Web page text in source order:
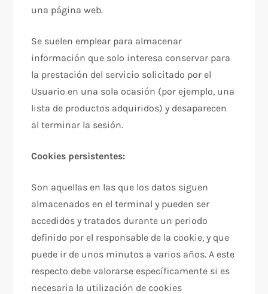
una página web.
Se suelen emplear para almacenar
información que solo interesa conservar para
la prestación del servicio solicitado por el
Usuario en una sola ocasión (por ejemplo, una
lista de productos adquiridos) y desaparecen
al terminar la sesión.
Cookies persistentes:
Son aquellas en las que los datos siguen
almacenados en el terminal y pueden ser
accedidos y tratados durante un periodo
definido por el responsable de la cookie, y que
puede ir de unos minutos a varios años. A este
respecto debe valorarse específicamente si es
necesaria la utilización de cookies